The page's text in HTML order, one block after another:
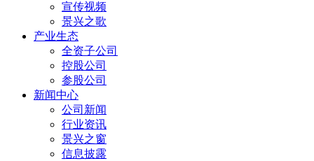
宣传视频
景兴之歌
产业生态
全资子公司
控股公司
参股公司
新闻中心
公司新闻
行业资讯
景兴之窗
信息披露